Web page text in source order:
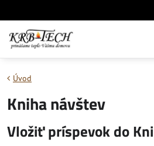
Úvod
Kniha návštev
Vložiť príspevok do